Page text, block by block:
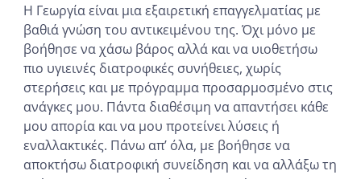
Η Γεωργία είναι μια εξαιρετική επαγγελματίας με
βαθιά γνώση του αντικειμένου της. Όχι μόνο με
βοήθησε να χάσω βάρος αλλά και να υιοθετήσω
πιο υγιεινές διατροφικές συνήθειες, χωρίς
στερήσεις και με πρόγραμμα προσαρμοσμένο στις
ανάγκες μου. Πάντα διαθέσιμη να απαντήσει κάθε
μου απορία και να μου προτείνει λύσεις ή
εναλλακτικές. Πάνω απ’ όλα, με βοήθησε να
αποκτήσω διατροφική συνείδηση και να αλλάξω τη